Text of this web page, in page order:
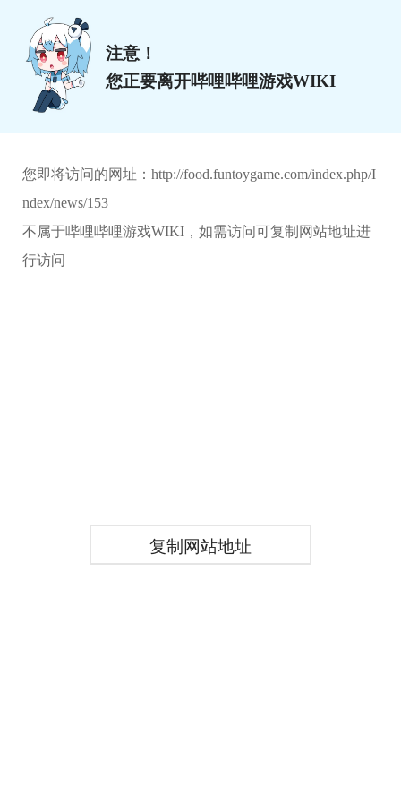
注意！
您正要离开哔哩哔哩游戏WIKI
您即将访问的网址： http://food.funtoygame.com/index.php/I
ndex/news/153
不属于哔哩哔哩游戏WIKI，如需访问可复制网站地址进
行访问
复制网站地址